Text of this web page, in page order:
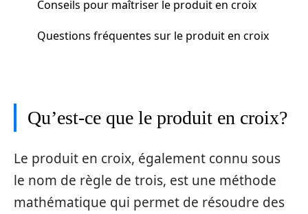
Conseils pour maîtriser le produit en croix
Questions fréquentes sur le produit en croix
Qu’est-ce que le produit en croix?
Le produit en croix, également connu sous
le nom de règle de trois, est une méthode
mathématique qui permet de résoudre des